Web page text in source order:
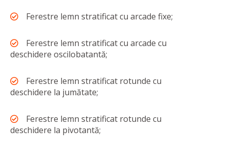
Ferestre lemn stratificat cu arcade fixe;
Ferestre lemn stratificat cu arcade cu
deschidere oscilobatantă;
Ferestre lemn stratificat rotunde cu
deschidere la jumătate;
Ferestre lemn stratificat rotunde cu
deschidere la pivotantă;